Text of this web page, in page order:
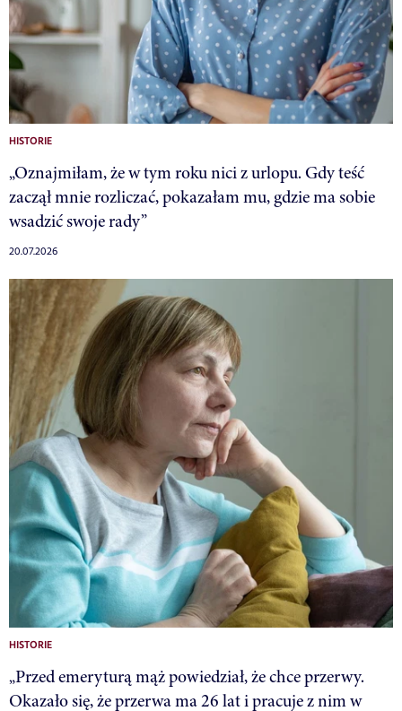
HISTORIE
„Oznajmiłam, że w tym roku nici z urlopu. Gdy teść
zaczął mnie rozliczać, pokazałam mu, gdzie ma sobie
wsadzić swoje rady”
20.07.2026
HISTORIE
„Przed emeryturą mąż powiedział, że chce przerwy.
Okazało się, że przerwa ma 26 lat i pracuje z nim w